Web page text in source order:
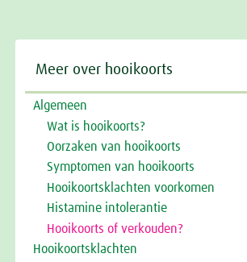
Meer over hooikoorts
Algemeen
Wat is hooikoorts?
Oorzaken van hooikoorts
Symptomen van hooikoorts
Hooikoortsklachten voorkomen
Histamine intolerantie
Hooikoorts of verkouden?
Hooikoortsklachten